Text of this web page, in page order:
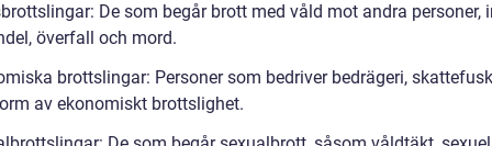
De som begår brott med våld mot andra personer,
överfall och mord.
brottslingar: Personer som bedriver bedrägeri,
av ekonomiskt brottslighet.